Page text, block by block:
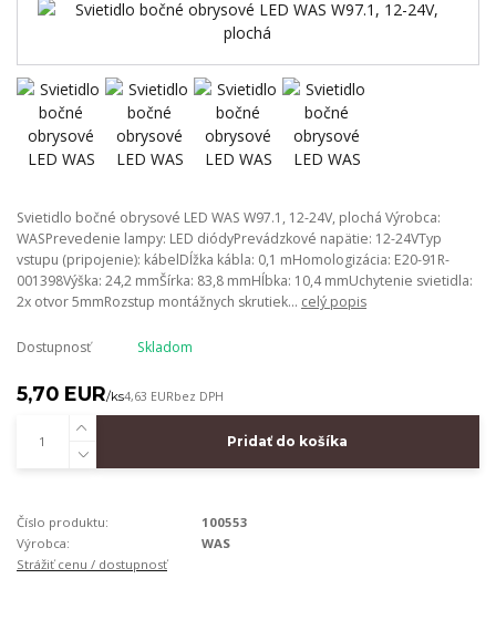
Svietidlo bočné obrysové LED WAS W97.1, 12-24V, plochá Výrobca:
WASPrevedenie lampy: LED diódyPrevádzkové napätie: 12-24VTyp
vstupu (pripojenie): kábelDĺžka kábla: 0,1 mHomologizácia: E20-91R-
001398Výška: 24,2 mmŠírka: 83,8 mmHĺbka: 10,4 mmUchytenie svietidla:
2x otvor 5mmRozstup montážnych skrutiek... celý popis
Dostupnosť Skladom
5,70 EUR/ks4,63 EURbez DPH
Pridať do košíka
Číslo produktu:
100553
Výrobca:
WAS
Strážiť cenu / dostupnosť